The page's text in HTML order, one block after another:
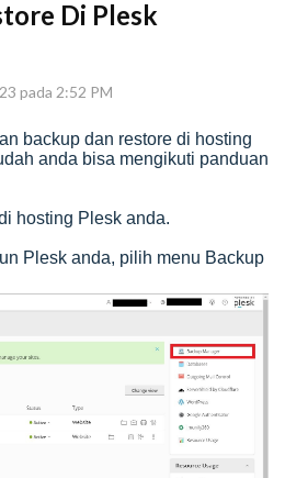
Di Plesk
pada 2:52 PM
backup dan restore di hosting
anda bisa mengikuti panduan
hosting Plesk anda.
Plesk anda, pilih menu Backup